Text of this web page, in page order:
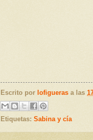
Escrito por lofigueras a las
Etiquetas: Sabina y cía